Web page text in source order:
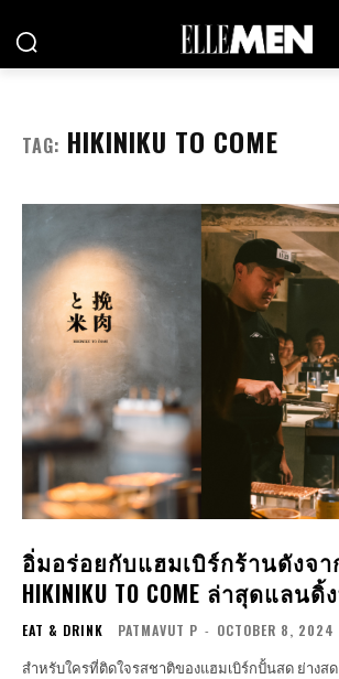
TAG: HIKINIKU TO COME
อิ่มอร่อยกับแฮมเบิร์กร้านดังจ
HIKINIKU TO COME ล่าสุดแลน
EAT & DRINK PATMAVUT P - OCTOBER 8, 2024
สำหรับใครที่ติดใจรสชาติของแฮมเบิร์กปั้นสด ย่างส